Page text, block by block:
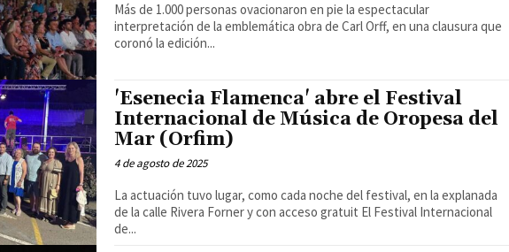
Más de 1.000 personas ovacionaron en pie la espectacular
interpretación de la emblemática obra de Carl Orff, en una clausura que
coronó la edición...
'Esenecia Flamenca' abre el Festival
Internacional de Música de Oropesa del
Mar (Orfim)
4 de agosto de 2025
La actuación tuvo lugar, como cada noche del festival, en la explanada
de la calle Rivera Forner y con acceso gratuit El Festival Internacional
de...